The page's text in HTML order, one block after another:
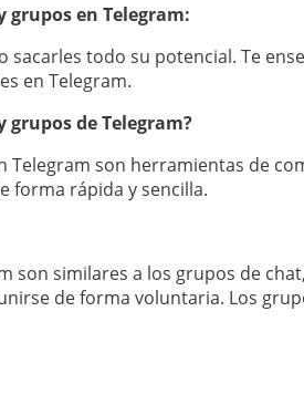
grupos en Telegram:
sacarles todo su potencial. Te
en Telegram.
grupos de Telegram?
Telegram son herramientas de
forma rápida y sencilla.
son similares a los grupos de
de forma voluntaria. Los